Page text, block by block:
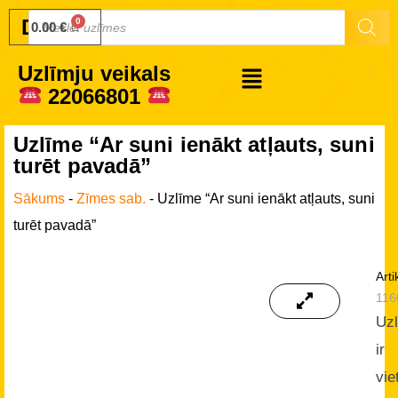
Druku.lv
0.00€
Uzlīmju veikals
22066801
Uzlīme “Ar suni ienākt atļauts, suni
turēt pavadā”
Sākums - Zīmes sab. - Uzlīme “Ar suni ienākt atļauts, suni
turēt pavadā”
ir